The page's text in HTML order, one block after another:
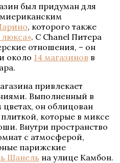
был придуман для
, которого также
. С Chanel Питера
отношения, – он
около 14 магазинов в
привлекает
Выполненный в
он облицован
которые в миксе
Внутри пространство
с атмосферой,
парижские
Шанель на улице Камбон.